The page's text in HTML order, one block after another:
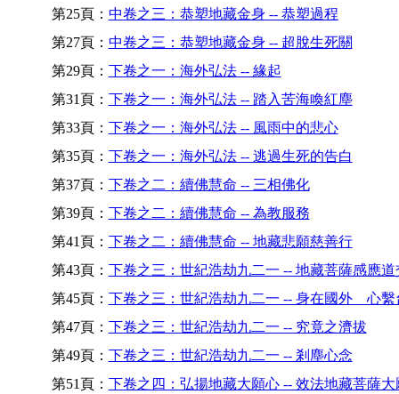
第25頁： 中卷之三：恭塑地藏金身 -- 恭塑過程
第27頁： 中卷之三：恭塑地藏金身 -- 超脫生死關
第29頁： 下卷之一：海外弘法 -- 緣起
第31頁： 下卷之一：海外弘法 -- 踏入苦海喚紅塵
第33頁： 下卷之一：海外弘法 -- 風雨中的悲心
第35頁： 下卷之一：海外弘法 -- 逃過生死的告白
第37頁： 下卷之二：續佛慧命 -- 三相佛化
第39頁： 下卷之二：續佛慧命 -- 為教服務
第41頁： 下卷之二：續佛慧命 -- 地藏悲願慈善行
第43頁： 下卷之三：世紀浩劫九二一 -- 地藏菩薩感應道
第45頁： 下卷之三：世紀浩劫九二一 -- 身在國外 心繫
第47頁： 下卷之三：世紀浩劫九二一 -- 究竟之濟拔
第49頁： 下卷之三：世紀浩劫九二一 -- 剎塵心念
第51頁： 下卷之四：弘揚地藏大願心 -- 效法地藏菩薩大